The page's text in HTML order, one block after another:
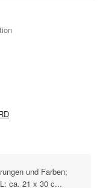
und Farben;
ca. 21 x 30 c...